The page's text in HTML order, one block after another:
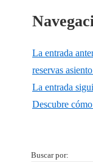
La entrada
reservas
La entrada
Descubre
Buscar por: